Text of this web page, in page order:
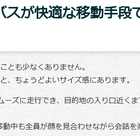
が快適な移動手段
とも少なくありません。
ちょうどよいサイズ感にあります。
ズに走行でき、目的地の入り口近く
中も全員が顔を見合わせながら会話